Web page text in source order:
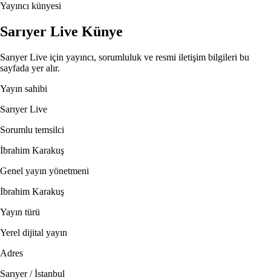
Yayıncı künyesi
Sarıyer Live Künye
Sarıyer Live için yayıncı, sorumluluk ve resmi iletişim bilgileri bu
sayfada yer alır.
Yayın sahibi
Sarıyer Live
Sorumlu temsilci
İbrahim Karakuş
Genel yayın yönetmeni
İbrahim Karakuş
Yayın türü
Yerel dijital yayın
Adres
Sarıyer / İstanbul